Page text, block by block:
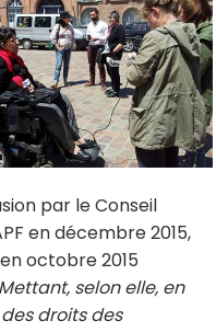
par le Conseil
en décembre 2015,
octobre 2015
selon elle, en
droits des